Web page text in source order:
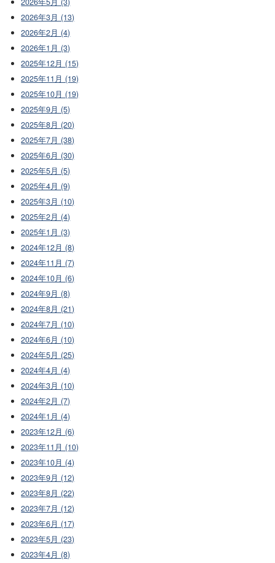
2026年3月 (13)
2026年2月 (4)
2026年1月 (3)
2025年12月 (15)
2025年11月 (19)
2025年10月 (19)
2025年9月 (5)
2025年8月 (20)
2025年7月 (38)
2025年6月 (30)
2025年5月 (5)
2025年4月 (9)
2025年3月 (10)
2025年2月 (4)
2025年1月 (3)
2024年12月 (8)
2024年11月 (7)
2024年10月 (6)
2024年9月 (8)
2024年8月 (21)
2024年7月 (10)
2024年6月 (10)
2024年5月 (25)
2024年4月 (4)
2024年3月 (10)
2024年2月 (7)
2024年1月 (4)
2023年12月 (6)
2023年11月 (10)
2023年10月 (4)
2023年9月 (12)
2023年8月 (22)
2023年7月 (12)
2023年6月 (17)
2023年5月 (23)
2023年4月 (8)